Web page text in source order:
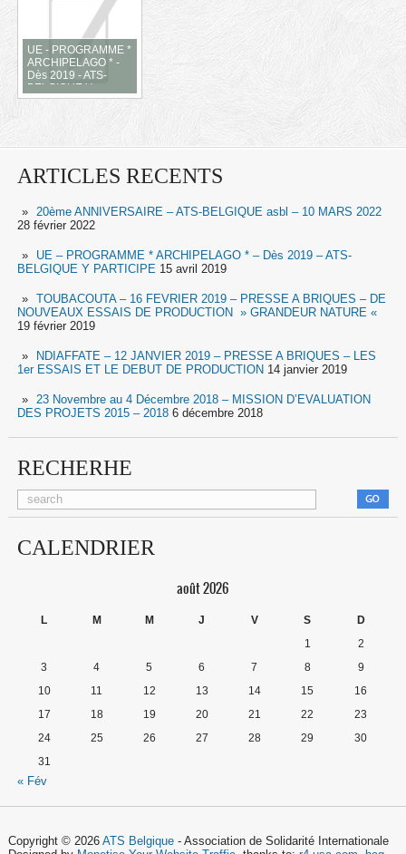
UE - PROGRAMME *
ARCHIPELAGO * -
Dès 2019 - ATS-
BELGIQUE Y
PARTICIPE
ARTICLES RECENTS
20ème ANNIVERSAIRE – ATS-BELGIQUE asbl – 10 MARS 2022
28 février 2022
UE – PROGRAMME * ARCHIPELAGO * – Dès 2019 – ATS-
BELGIQUE Y PARTICIPE 15 avril 2019
TOUBACOUTA – 16 FEVRIER 2019 – PRESSE A BRIQUES – DE
NOUVEAUX ESSAIS DE PRODUCTION » GRANDEUR NATURE «
19 février 2019
NDIAFFATE – 12 JANVIER 2019 – PRESSE A BRIQUES – LES
1er ESSAIS ET LE DEBUT DE PRODUCTION 14 janvier 2019
23 Novembre au 4 Décembre 2018 – MISSION D’EVALUATION
DES PROJETS 2015 – 2018 6 décembre 2018
RECHERHE
CALENDRIER
août 2026
L M M J V S
D
1
2
3
4 5 6 7 8
9
10
11 12 13 14 15
16
17
18 19 20 21 22
23
24
25 26 27 28 29
30
31
« Fév
Copyright © 2026 ATS Belgique- Association de Solidarité Internationale